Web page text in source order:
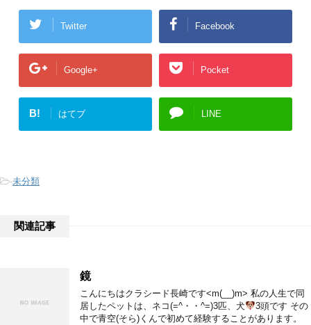
Twitter Facebook
Google+ Pocket
B! はてブ LINE
-未分類
関連記事
鏡
こんにちはクラシード長崎です<m(__)m> 私の人生で同
居したペットは、ネコ(=^・・^=)3匹、犬
3頭です その
中で青空(そら)くんで初めて経験することがあります。